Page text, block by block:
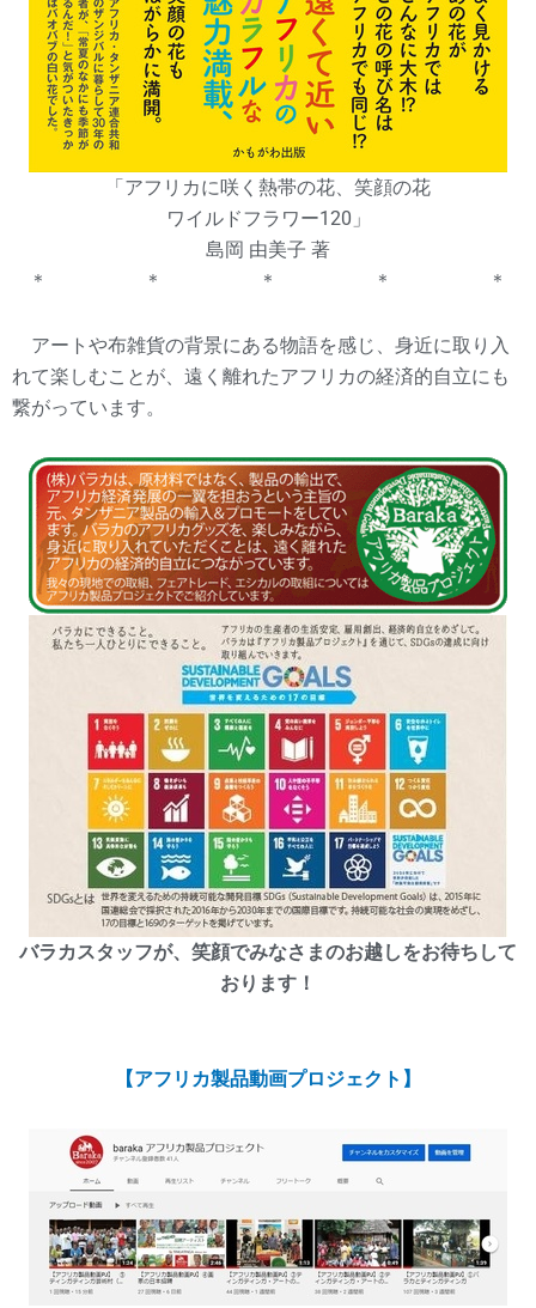
「アフリカに咲く熱帯の花、笑顔の花
ワイルドフラワー120」
島岡 由美子 著
＊ ＊ ＊ ＊ ＊
アートや布雑貨の背景にある物語を感じ、身近に取り入
れて楽しむことが、遠く離れたアフリカの経済的自立にも
繋がっています。
バラカスタッフが、笑顔でみなさまのお越しをお待ちして
おります！
【アフリカ製品動画プロジェクト】